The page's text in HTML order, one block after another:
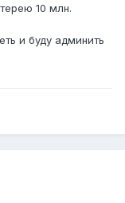
10 млн.
и буду админить